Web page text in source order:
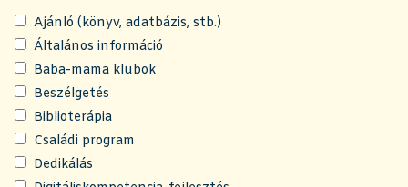
Ajánló (könyv, adatbázis, stb.)
Általános információ
Baba-mama klubok
Beszélgetés
Biblioterápia
Családi program
Dedikálás